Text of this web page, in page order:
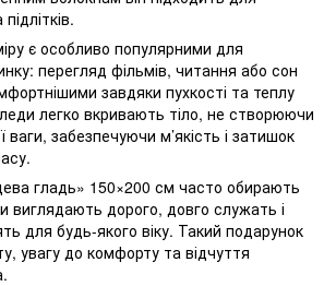
є особливо популярними для
перегляд фільмів, читання або сон
завдяки пухкості та теплу
легко вкривають тіло, не створюючи
ваги, забезпечуючи м’якість і затишок
гладь» 150×200 см часто обирають
виглядають дорого, довго служать і
для будь-якого віку. Такий подарунок
увагу до комфорту та відчуття